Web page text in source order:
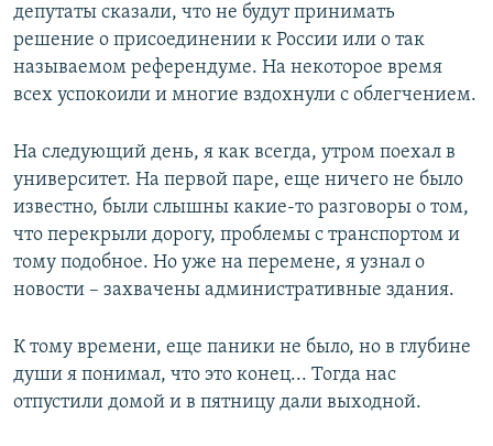
депутаты сказали, что не будут принимать
решение о присоединении к России или о так
называемом референдуме. На некоторое время
всех успокоили и многие вздохнули с облегчением.
На следующий день, я как всегда, утром поехал в
университет. На первой паре, еще ничего не было
известно, были слышны какие-то разговоры о том,
что перекрыли дорогу, проблемы с транспортом и
тому подобное. Но уже на перемене, я узнал о
новости – захвачены административные здания.
К тому времени, еще паники не было, но в глубине
души я понимал, что это конец... Тогда нас
отпустили домой и в пятницу дали выходной.